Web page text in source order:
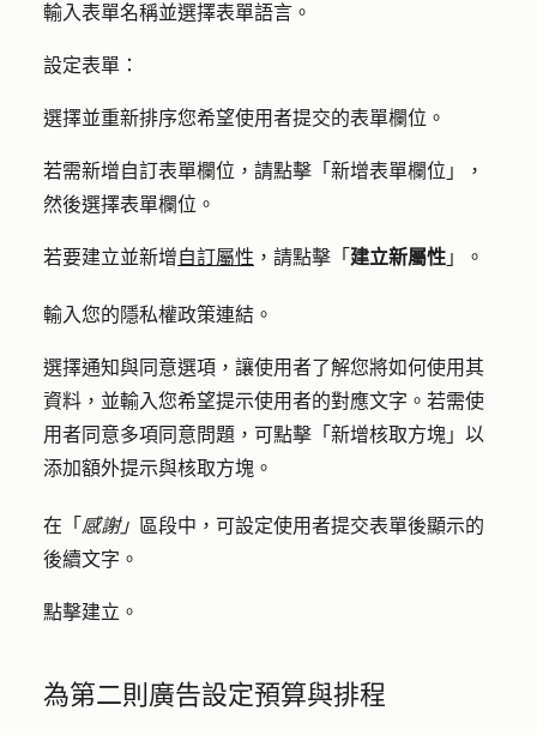
輸入表單名稱並選擇表單語言 。
設定表單 ：
選擇並重新排序您希望使用者提交的表單欄位 。
若需新增自訂表單欄位，請點擊「 新增表單欄位 」，
然後選擇表單欄位 。
若要建立並新增自訂屬性 ，請點擊「 建立新屬性 」。
輸入您的隱私權政策連結 。
選擇通知與同意選項，讓使用者了解您將如何使用其
資料，並輸入您希望提示使用者的對應文字 。若需使
用者同意多項同意問題，可點擊 「新增核取方塊 」以
添加額外提示與核取方塊。
在「 感謝」 區段中，可設定使用者提交表單後顯示的
後續文字。
點擊建立 。
為第二則廣告設定預算與排程